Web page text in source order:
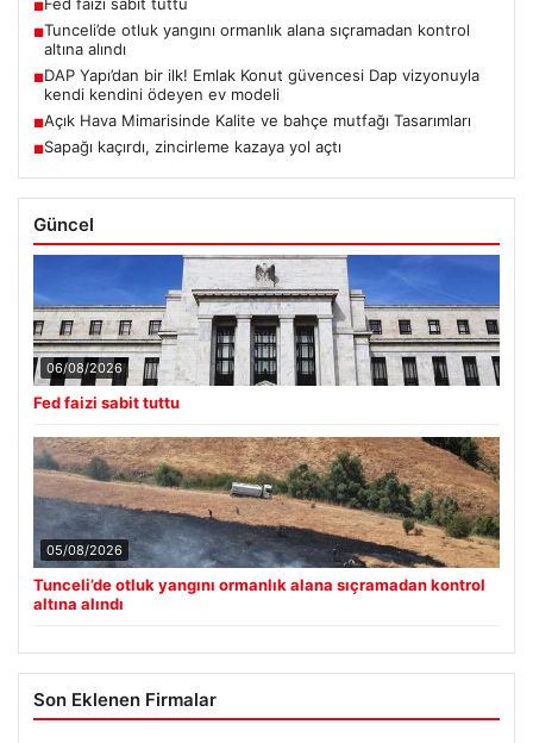
■
■Tunceli’de otluk yangını ormanlık alana sıçramadan kontrol
altına alındı
■DAP Yapı’dan bir ilk! Emlak Konut güvencesi Dap vizyonuyla
kendi kendini ödeyen ev modeli
■Açık Hava Mimarisinde Kalite ve bahçe mutfağı Tasarımları
■Sapağı kaçırdı, zincirleme kazaya yol açtı
Güncel
06/08/2026
Fed faizi sabit tuttu
05/08/2026
Tunceli’de otluk yangını ormanlık alana sıçramadan kontrol
altına alındı
Son Eklenen Firmalar